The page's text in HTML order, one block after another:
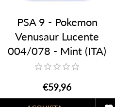
PSA 9 - Pokemon
Venusaur Lucente
004/078 - Mint (ITA)
€59,96